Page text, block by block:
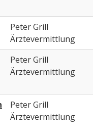
Peter Grill
Ärztevermittlung
Peter Grill
Ärztevermittlung
Peter Grill
Ärztevermittlung